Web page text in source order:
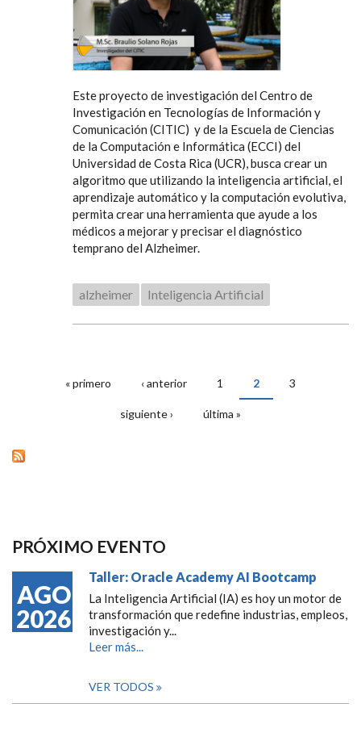
Este proyecto de investigación del Centro de
Investigación en Tecnologías de Información y
Comunicación (CITIC) y de la Escuela de Ciencias
de la Computación e Informática (ECCI) del
Universidad de Costa Rica (UCR), busca crear un
algoritmo que utilizando la inteligencia artificial, el
aprendizaje automático y la computación evolutiva,
permita crear una herramienta que ayude a los
médicos a mejorar y precisar el diagnóstico
temprano del Alzheimer.
alzheimer Inteligencia Artificial
PÁGINAS
« primero ‹ anterior 1 2 3
siguiente › última »
PRÓXIMO EVENTO
AGO
2026
Taller: Oracle Academy AI Bootcamp
La Inteligencia Artificial (IA) es hoy un motor de
transformación que redefine industrias, empleos,
investigación y...
Leer más...
VER TODOS